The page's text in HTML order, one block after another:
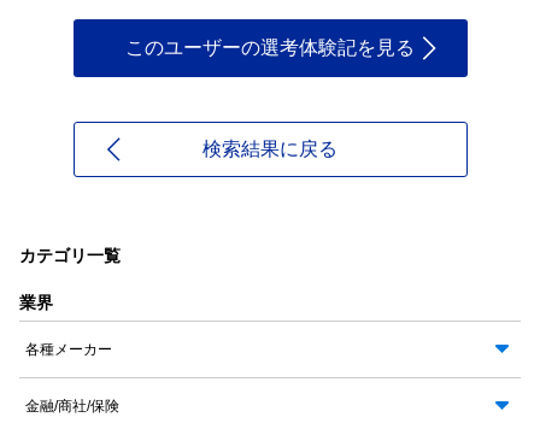
このユーザーの選考体験記を見る
検索結果に戻る
カテゴリ一覧
業界
各種メーカー
金融/商社/保険